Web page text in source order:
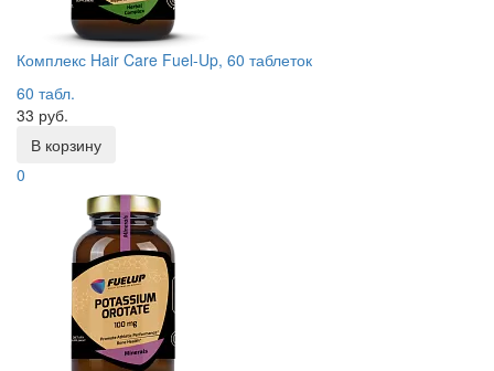
Комплекс Hair Care Fuel-Up, 60 таблеток
60 табл.
33 руб.
В корзину
0